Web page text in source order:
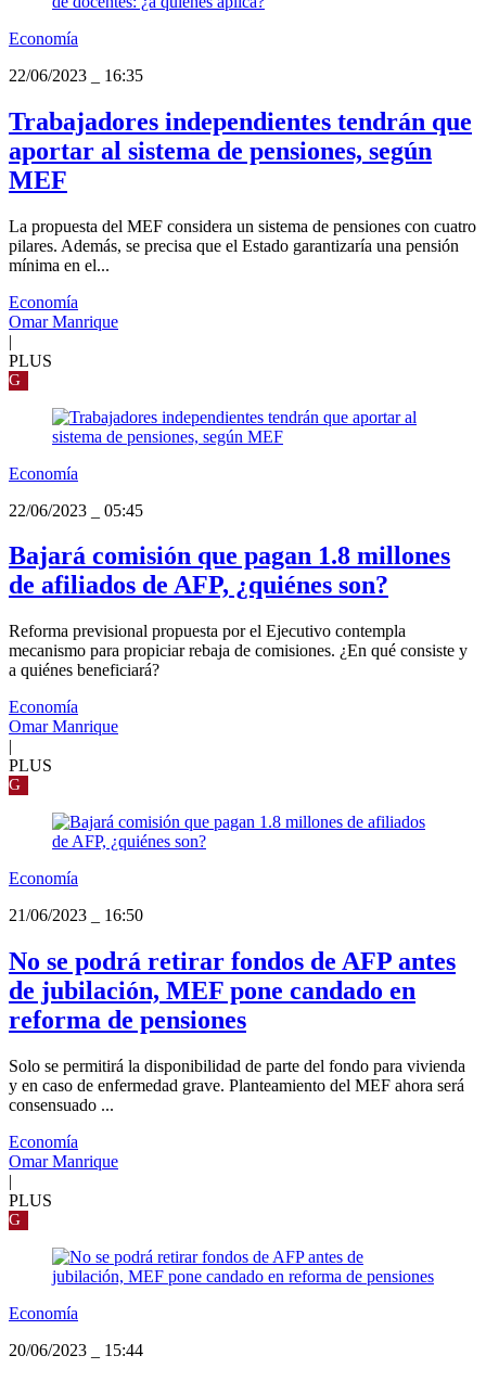
Economía
22/06/2023
16:35
Trabajadores independientes tendrán que
aportar al sistema de pensiones, según
MEF
La propuesta del MEF considera un sistema de pensiones con cuatro
pilares. Además, se precisa que el Estado garantizaría una pensión
mínima en el...
Economía
Omar Manrique
|
PLUS
G
Economía
22/06/2023
05:45
Bajará comisión que pagan 1.8 millones
de afiliados de AFP, ¿quiénes son?
Reforma previsional propuesta por el Ejecutivo contempla
mecanismo para propiciar rebaja de comisiones. ¿En qué consiste y
a quiénes beneficiará?
Economía
Omar Manrique
|
PLUS
G
Economía
21/06/2023
16:50
No se podrá retirar fondos de AFP antes
de jubilación, MEF pone candado en
reforma de pensiones
Solo se permitirá la disponibilidad de parte del fondo para vivienda
y en caso de enfermedad grave. Planteamiento del MEF ahora será
consensuado ...
Economía
Omar Manrique
|
PLUS
G
Economía
20/06/2023
15:44